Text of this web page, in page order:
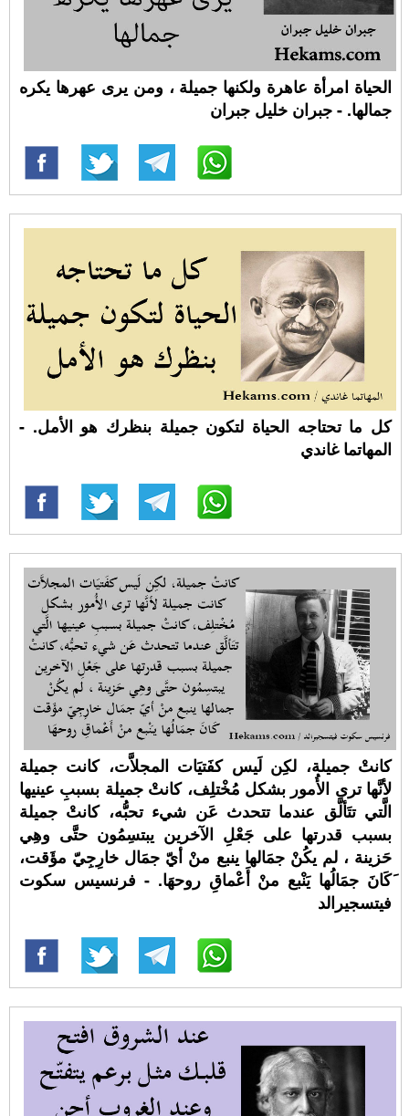
الحياة امرأة عاهرة ولكنها جميلة ، ومن يرى عهرها يكره
جمالها. - جبران خليل جبران
كل ما تحتاجه الحياة لتكون جميلة بنظرك هو الأمل. -
المهاتما غاندي
كانتْ جميلة، لكِن لَيس كفَتيَات المجلاَّت، كانت جميلة
لأنَّها ترى الأُمور بشكل مُخْتلِف، كانتْ جميلة بسببِ عينيها
الَّتي تتَألَّق عندما تتحدث عَن شيء تحبُّه، كانتْ جميلة
بسبب قدرتها على جَعْلِ الآخرين يبتسِمُون حتَّى وهِي
حَزينة ، لم يكُنْ جمَالها ينبع منْ أيّ جمَال خارِجِيّ مؤَقت،
َكَانَ جمَالُها يَنْبع منْ أَعْماقِ روحهَا. - فرنسيس سكوت
فيتسجيرالد